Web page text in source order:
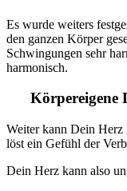
Es wurde weiters
den ganzen Körper
Schwingungen sehr
harmonisch.
Körpereigene
Weiter kann Dein Herz
löst ein Gefühl der
Dein Herz kann also